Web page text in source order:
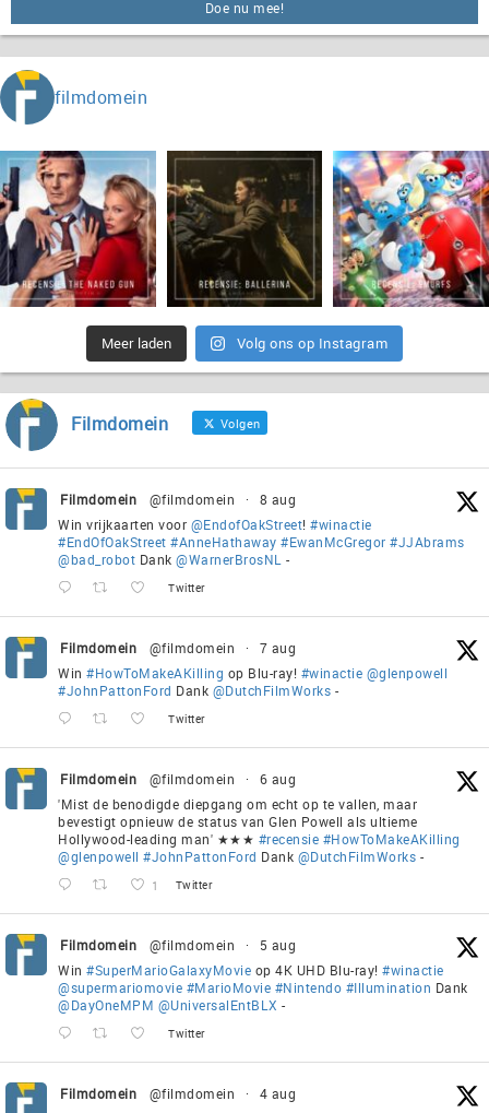
Doe nu mee!
filmdomein
Meer laden Volg ons op Instagram
Filmdomein Volgen
Filmdomein @filmdomein ·
8 aug
Win vrijkaarten voor @EndofOakStreet! #winactie
#EndOfOakStreet #AnneHathaway #EwanMcGregor #JJAbrams
@bad_robot Dank @WarnerBrosNL -
Twitter
Filmdomein @filmdomein ·
7 aug
Win #HowToMakeAKilling op Blu-ray! #winactie @glenpowell
#JohnPattonFord Dank @DutchFilmWorks -
Twitter
Filmdomein @filmdomein ·
6 aug
'Mist de benodigde diepgang om echt op te vallen, maar
bevestigt opnieuw de status van Glen Powell als ultieme
Hollywood-leading man' ★★★ #recensie #HowToMakeAKilling
@glenpowell #JohnPattonFord Dank @DutchFilmWorks -
1 Twitter
Filmdomein @filmdomein ·
5 aug
Win #SuperMarioGalaxyMovie op 4K UHD Blu-ray! #winactie
@supermariomovie #MarioMovie #Nintendo #Illumination Dank
@DayOneMPM @UniversalEntBLX -
Twitter
Filmdomein @filmdomein ·
4 aug